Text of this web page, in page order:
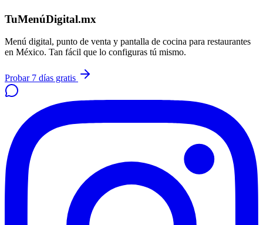
TuMenúDigital.mx
Menú digital, punto de venta y pantalla de cocina para restaurantes
en México. Tan fácil que lo configuras tú mismo.
Probar 7 días gratis